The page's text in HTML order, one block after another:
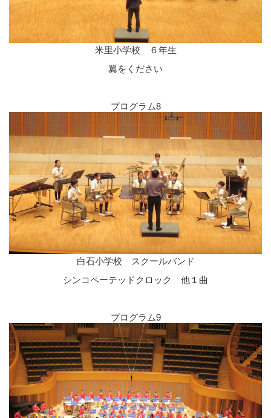
米里小学校 ６年生
翼をください
プログラム8
白石小学校 スクールバンド
シンコペーテッドクロック 他１曲
プログラム9